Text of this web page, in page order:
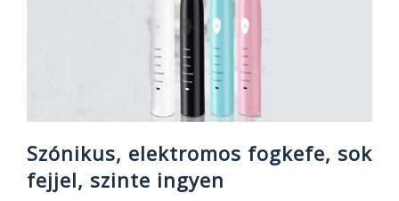
imádni
fogsz:
Xiaomi
Sonic
Sweep
Szónikus, elektromos fogkefe, sok
fejjel, szinte ingyen